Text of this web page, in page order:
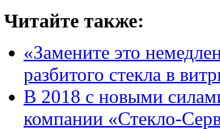
Читайте также:
«Замените это
разбитого стекла в
В 2018 с новыми
компании «Стекло-